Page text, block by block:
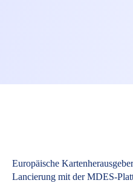
Europäische
Lancierung mit der MDES-